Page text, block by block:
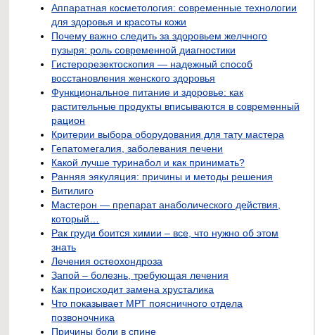
Аппаратная косметология: современные технологии
для здоровья и красоты кожи
Почему важно следить за здоровьем желчного
пузыря: роль современной диагностики
Гистерорезектоскопия — надежный способ
восстановления женского здоровья
Функциональное питание и здоровье: как
растительные продукты вписываются в современный
рацион
Критерии выбора оборудования для тату мастера
Гепатомегалия, заболевания печени
Какой лучше туринабол и как принимать?
Ранняя эякуляция: причины и методы решения
Витилиго
Мастерон — препарат анаболического действия,
который…
Рак груди боится химии – все, что нужно об этом
знать
Лечения остеохондроза
Запой – болезнь, требующая лечения
Как происходит замена хрусталика
Что показывает МРТ поясничного отдела
позвоночника
Причины боли в спине